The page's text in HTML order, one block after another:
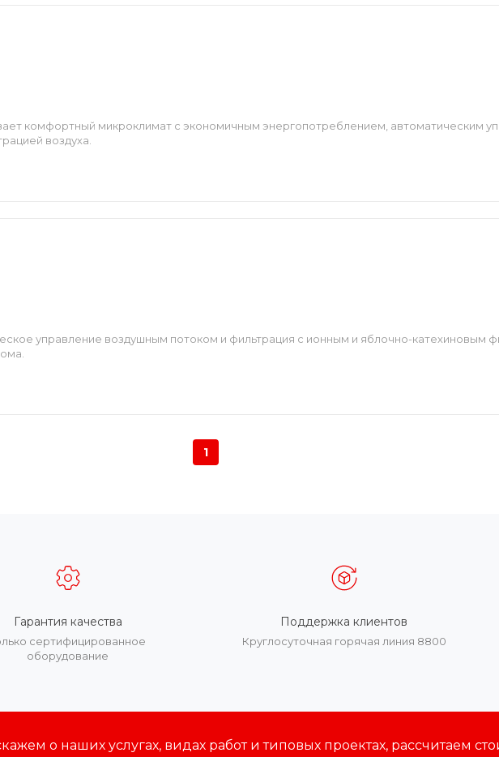
комфортный микроклимат с экономичным энергопотреблением, автоматическим
воздуха.
управление воздушным потоком и фильтрация с ионным и яблочно-катехиновым
1
Гарантия качества
сертифицированное
оборудование
Поддержка клиентов
Круглосуточная горячая линия 8800
о наших услугах, видах работ и типовых проектах, рассчитаем